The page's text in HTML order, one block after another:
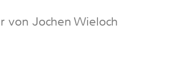
von Jochen Wieloch